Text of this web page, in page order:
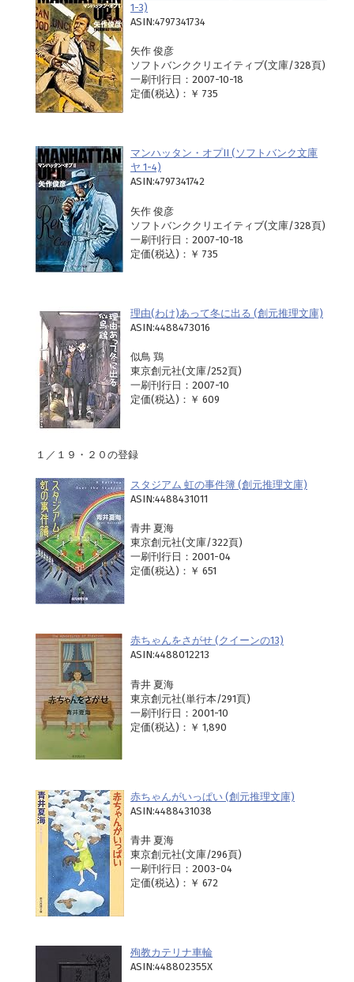
1-3)
ASIN:4797341734
矢作 俊彦
ソフトバンククリエイティブ(文庫/328頁)
一刷刊行日：2007-10-18
定価(税込)：￥ 735
マンハッタン・オプII (ソフトバンク文庫
ヤ 1-4)
ASIN:4797341742
矢作 俊彦
ソフトバンククリエイティブ(文庫/328頁)
一刷刊行日：2007-10-18
定価(税込)：￥ 735
理由(わけ)あって冬に出る (創元推理文庫)
ASIN:4488473016
似鳥 鶏
東京創元社(文庫/252頁)
一刷刊行日：2007-10
定価(税込)：￥ 609
１／１９・２０の登録
スタジアム 虹の事件簿 (創元推理文庫)
ASIN:4488431011
青井 夏海
東京創元社(文庫/322頁)
一刷刊行日：2001-04
定価(税込)：￥ 651
赤ちゃんをさがせ (クイーンの13)
ASIN:4488012213
青井 夏海
東京創元社(単行本/291頁)
一刷刊行日：2001-10
定価(税込)：￥ 1,890
赤ちゃんがいっぱい (創元推理文庫)
ASIN:4488431038
青井 夏海
東京創元社(文庫/296頁)
一刷刊行日：2003-04
定価(税込)：￥ 672
殉教カテリナ車輪
ASIN:448802355X